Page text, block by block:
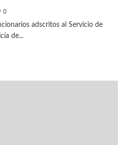
0
adscritos al Servicio de
de...